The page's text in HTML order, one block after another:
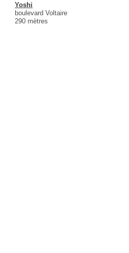
Yoshi
boulevard Voltaire
290 mètres